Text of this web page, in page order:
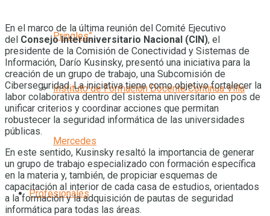
Pringles”
Instituto de Formación Docente Continua Villa
Mercedes
Profesionales
En el marco de la última reunión del Comité Ejecutivo
del Consejo Interuniversitario Nacional (CIN), el
presidente de la Comisión de Conectividad y Sistemas de
Información, Darío Kusinsky, presentó una iniciativa para la
creación de un grupo de trabajo, una Subcomisión de
Ciberseguridad. La iniciativa tiene como objetivo fortalecer la
labor colaborativa dentro del sistema universitario en pos de
unificar criterios y coordinar acciones que permitan
robustecer la seguridad informática de las universidades
públicas.
En este sentido, Kusinsky resaltó la importancia de generar
un grupo de trabajo especializado con formación específica
en la materia y, también, de propiciar esquemas de
capacitación al interior de cada casa de estudios, orientados
a la formación y la adquisición de pautas de seguridad
informática para todas las áreas.